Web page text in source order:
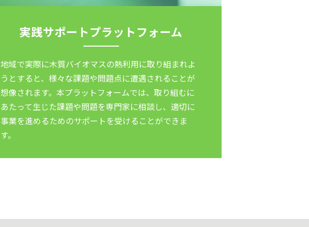
実践サポートプラットフォーム
地域で実際に木質バイオマスの熱利用に取り組まれよ
うとすると、様々な課題や問題点に遭遇されることが
想像されます。本プラットフォームでは、取り組むに
あたって生じた課題や問題を専門家に相談し、適切に
事業を進めるためのサポートを受けることができま
す。